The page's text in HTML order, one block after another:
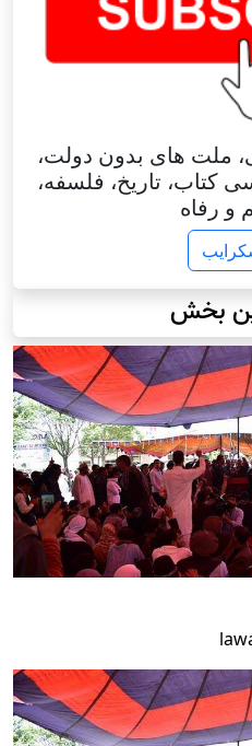
ملت های بدون دولت،
کتاب، تاریخ، فلسفه،
و رفاه
بخش